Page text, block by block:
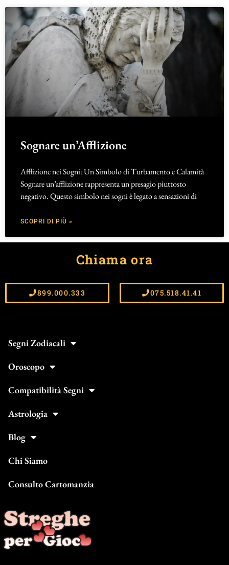
Sognare un’Afflizione
Afflizione nei Sogni: Un Simbolo di Turbamento e Calamità
Sognare un’afflizione rappresenta un presagio piuttosto
negativo. Questo simbolo nei sogni è legato a sensazioni di
SCOPRI DI PIÙ »
Chiama ora
899.000.333 075.518.41.41
Segni Zodiacali
Oroscopo
Compatibilità Segni
Astrologia
Blog
Chi Siamo
Consulto Cartomanzia